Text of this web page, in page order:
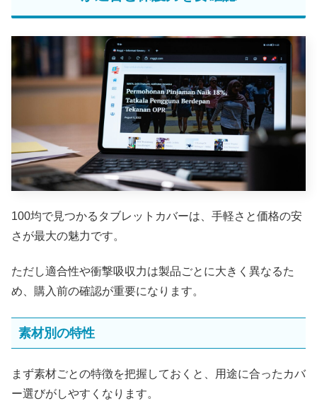
100均で見つかるタブレットカバーは、手軽さと価格の安
さが最大の魅力です。
ただし適合性や衝撃吸収力は製品ごとに大きく異なるた
め、購入前の確認が重要になります。
素材別の特性
まず素材ごとの特徴を把握しておくと、用途に合ったカバ
ー選びがしやすくなります。